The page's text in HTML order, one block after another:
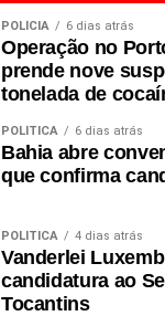
POLÍCIA 6 dias atrás
Operação no
prende nove
tonelada de
POLÍTICA 6 dias atrás
Bahia abre
que confirma
POLÍTICA 4 dias atrás
Vanderlei
candidatura ao
Tocantins